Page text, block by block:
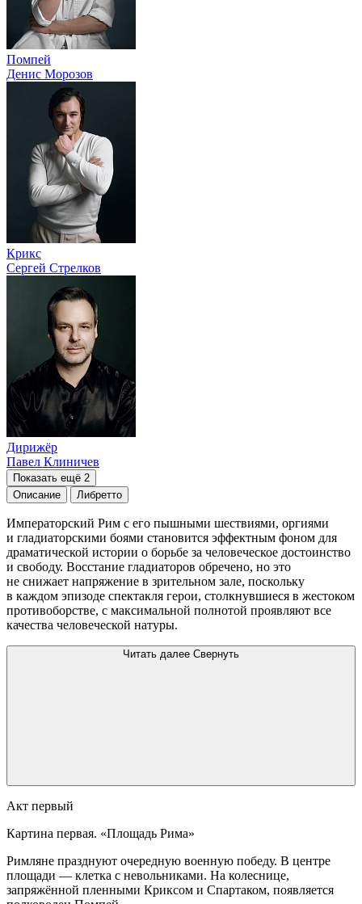
Помпей
Денис Морозов
Крикс
Сергей Стрелков
Дирижёр
Павел Клиничев
Показать ещё 2
Описание
Либретто
Императорский Рим с его пышными шествиями, оргиями
и гладиаторскими боями становится эффектным фоном для
драматической истории о борьбе за человеческое достоинство
и свободу. Восстание гладиаторов обречено, но это
не снижает напряжение в зрительном зале, поскольку
в каждом эпизоде спектакля герои, столкнувшиеся в жестоком
противоборстве, с максимальной полнотой проявляют все
качества человеческой натуры.
Читать далее Свернуть
Акт первый
Картина первая. «Площадь Рима»
Римляне празднуют очередную военную победу. В центре
площади — клетка с невольниками. На колеснице,
запряжённой пленными Криксом и Спартаком, появляется